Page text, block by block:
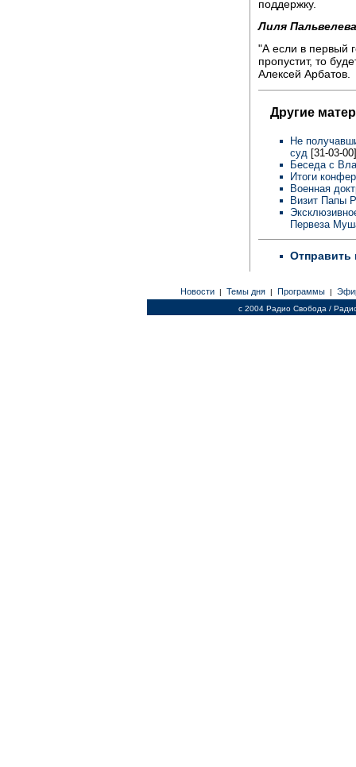
поддержку.
Лиля
"А если в первый
пропустит, то
Алексей Арбатов.
Другие
Не
суд [31-03-00]
Беседа с
Итоги
Военная
Визит Папы
Первеза
Отправить
Новости | Темы дня | Программы |
c 2004 Радио Свобода /